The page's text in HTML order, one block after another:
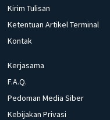
Kirim Tulisan
Ketentuan Artikel Terminal
Kontak
Kerjasama
F.A.Q.
Pedoman Media Siber
Kebijakan Privasi